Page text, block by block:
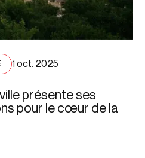
1 oct. 2025
présente ses
pour le cœur de la